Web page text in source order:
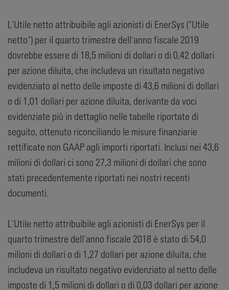
L'Utile netto attribuibile agli azionisti di EnerSys ("Utile
netto") per il quarto trimestre dell'anno fiscale 2019
dovrebbe essere di 18,5 milioni di dollari o di 0,42 dollari
per azione diluita, che includeva un risultato negativo
evidenziato al netto delle imposte di 43,6 milioni di dollari
o di 1,01 dollari per azione diluita, derivante da voci
evidenziate più in dettaglio nelle tabelle riportate di
seguito, ottenuto riconciliando le misure finanziarie
rettificate non GAAP agli importi riportati. Inclusi nei 43,6
milioni di dollari ci sono 27,3 milioni di dollari che sono
stati precedentemente riportati nei nostri recenti
documenti.
L'Utile netto attribuibile agli azionisti di EnerSys per il
quarto trimestre dell'anno fiscale 2018 è stato di 54,0
milioni di dollari o di 1,27 dollari per azione diluita, che
includeva un risultato negativo evidenziato al netto delle
imposte di 1,5 milioni di dollari o di 0,03 dollari per azione